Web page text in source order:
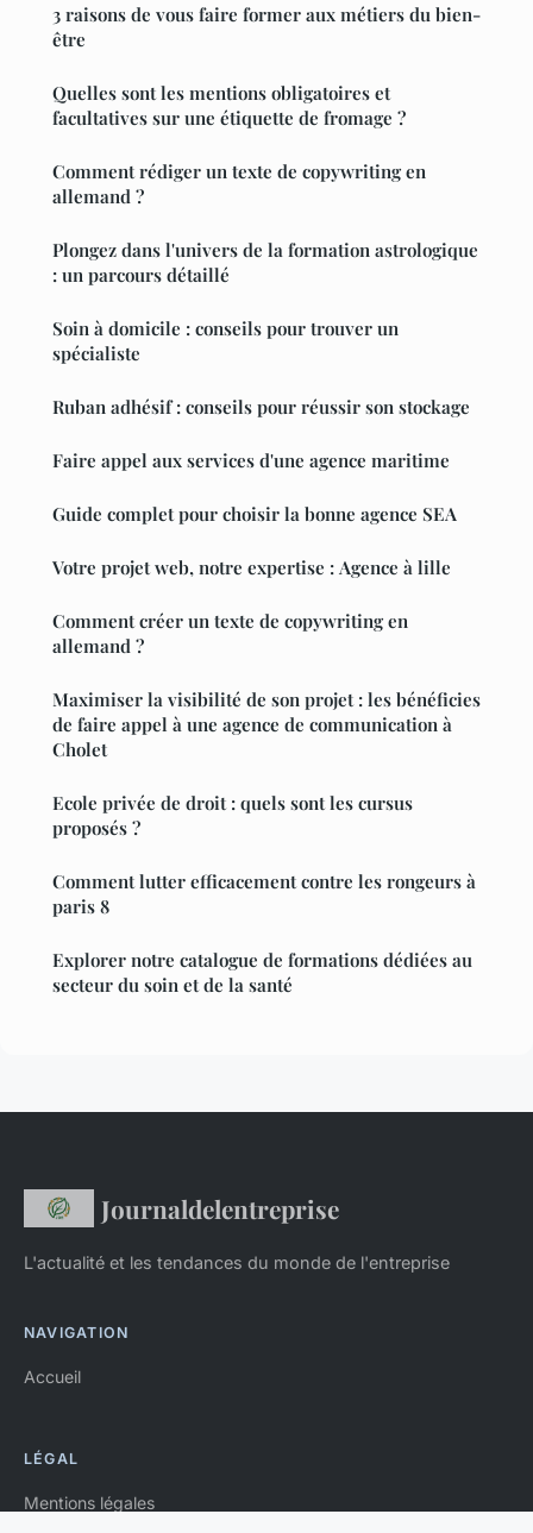
3 raisons de vous faire former aux métiers du bien-
être
Quelles sont les mentions obligatoires et
facultatives sur une étiquette de fromage ?
Comment rédiger un texte de copywriting en
allemand ?
Plongez dans l'univers de la formation astrologique
: un parcours détaillé
Soin à domicile : conseils pour trouver un
spécialiste
Ruban adhésif : conseils pour réussir son stockage
Faire appel aux services d'une agence maritime
Guide complet pour choisir la bonne agence SEA
Votre projet web, notre expertise : Agence à lille
Comment créer un texte de copywriting en
allemand ?
Maximiser la visibilité de son projet : les bénéficies
de faire appel à une agence de communication à
Cholet
Ecole privée de droit : quels sont les cursus
proposés ?
Comment lutter efficacement contre les rongeurs à
paris 8
Explorer notre catalogue de formations dédiées au
secteur du soin et de la santé
Journaldelentreprise
L'actualité et les tendances du monde de l'entreprise
NAVIGATION
Accueil
LÉGAL
Mentions légales